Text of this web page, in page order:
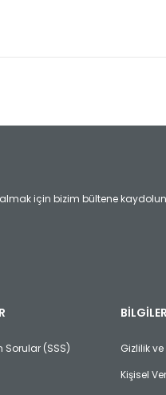
için bizim bültene
Sorular (SSS)
BİLGİLER
Gizlilik ve
Kişisel